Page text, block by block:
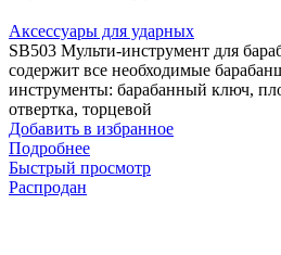
Аксессуары для ударных
SB503 Мульти-инструмент для
содержит все необходимые
инструменты: барабанный ключ,
отвертка, торцевой
Добавить в избранное
Подробнее
Быстрый просмотр
Распродан